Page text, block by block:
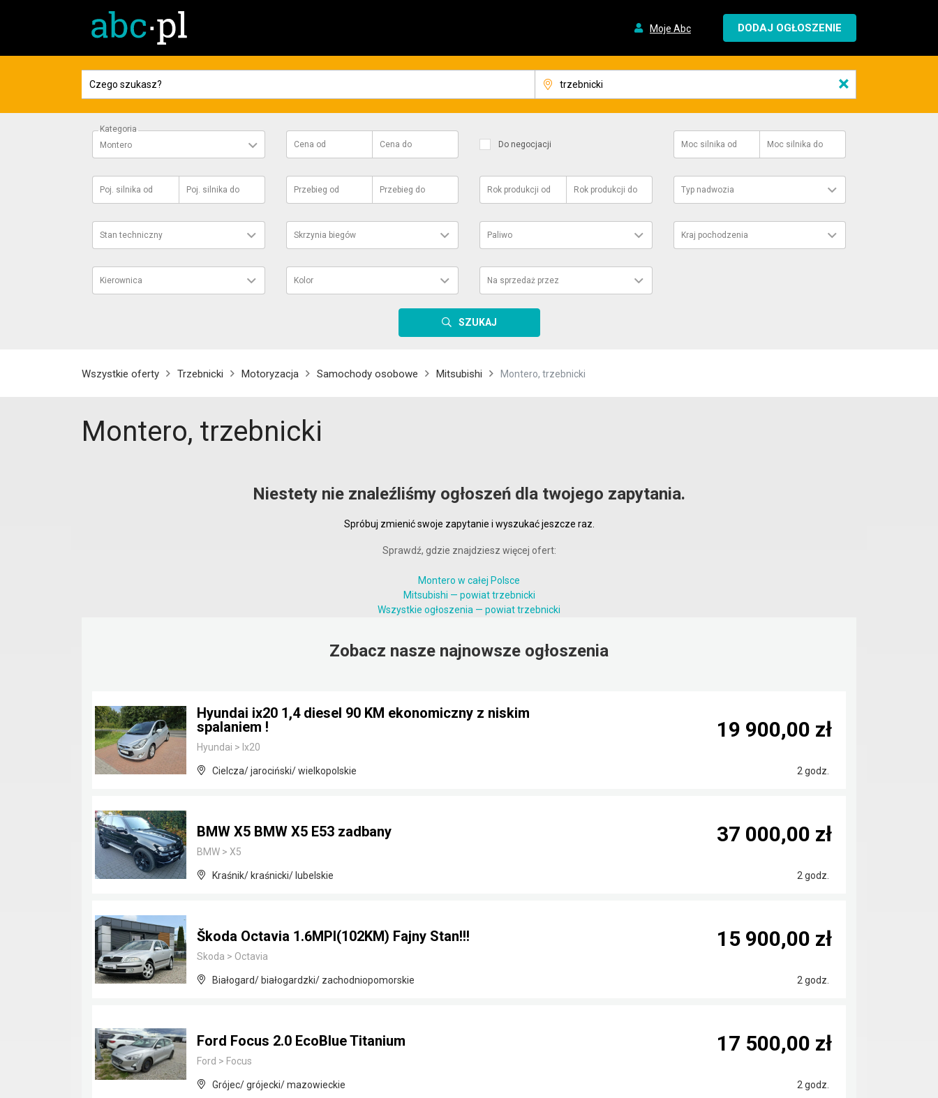
Moje Abc DODAJ OGŁOSZENIE
×
Kategoria
Montero
Cena od Cena do Do negocjacji Moc silnika od Moc silnika do
Poj. silnika od Poj. silnika do Przebieg od Przebieg do Rok produkcji od Rok produkcji do Typ nadwozia
Stan techniczny Skrzynia biegów Paliwo Kraj pochodzenia
Kierownica Kolor Na sprzedaż przez
SZUKAJ
Wszystkie oferty Trzebnicki Motoryzacja Samochody osobowe Mitsubishi Montero, trzebnicki
Montero, trzebnicki
Niestety nie znaleźliśmy ogłoszeń dla twojego zapytania.
Spróbuj zmienić swoje zapytanie i wyszukać jeszcze raz.
Sprawdź, gdzie znajdziesz więcej ofert:
Montero w całej Polsce
Mitsubishi — powiat trzebnicki
Wszystkie ogłoszenia — powiat trzebnicki
Zobacz nasze najnowsze ogłoszenia
Hyundai ix20 1,4 diesel 90 KM ekonomiczny z niskim
spalaniem !
Hyundai > Ix20
Cielcza/ jarociński/ wielkopolskie 2 godz.
19 900,00 zł
BMW X5 BMW X5 E53 zadbany
BMW > X5
Kraśnik/ kraśnicki/ lubelskie 2 godz.
37 000,00 zł
Škoda Octavia 1.6MPI(102KM) Fajny Stan!!!
Skoda > Octavia
Białogard/ białogardzki/ zachodniopomorskie 2 godz.
15 900,00 zł
Ford Focus 2.0 EcoBlue Titanium
Ford > Focus
Grójec/ grójecki/ mazowieckie 2 godz.
17 500,00 zł